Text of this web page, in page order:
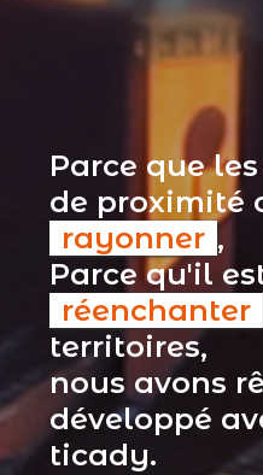
Parce que
de proximité
rayonner ,
Parce qu'il
réenchanter
territoires,
nous avons
développé
ticady.